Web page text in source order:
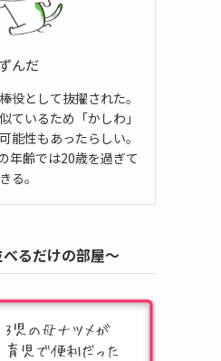
ずんだ
役として抜擢された。
ているため「かしわ」
能性もあったらしい。
年齢では20歳を過ぎて
る。
るだけの部屋～